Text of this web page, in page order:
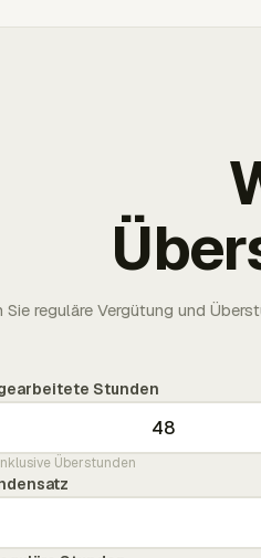
Sie reguläre Vergütung und
Stunden
Überstunden